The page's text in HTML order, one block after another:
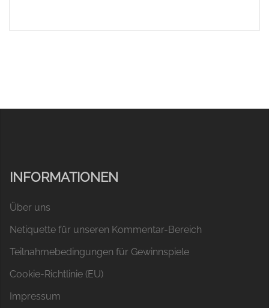
INFORMATIONEN
Über uns
Netiquette für unseren Kommentar-Bereich
Teilnahmebedingungen für Gewinnspiele
Cookie-Richtlinie (EU)
Impressum